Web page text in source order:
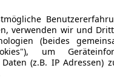
verwenden wir und
(beides
um
(z.B. IP Adressen)